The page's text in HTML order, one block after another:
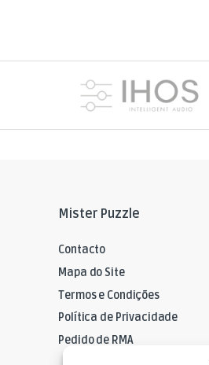
Mister Puzzle
Contacto
Mapa do Site
Termos e Condições
Política de Privacidade
Pedido de RMA